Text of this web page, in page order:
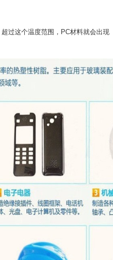
过这个温度范围，PC材料就会出现